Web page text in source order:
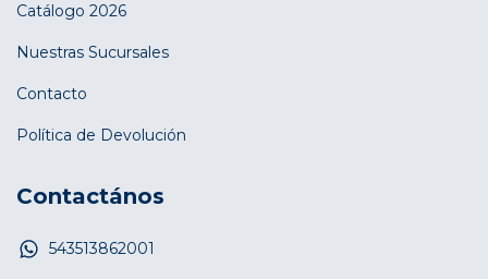
Catálogo 2026
Nuestras Sucursales
Contacto
Política de Devolución
Contactános
543513862001